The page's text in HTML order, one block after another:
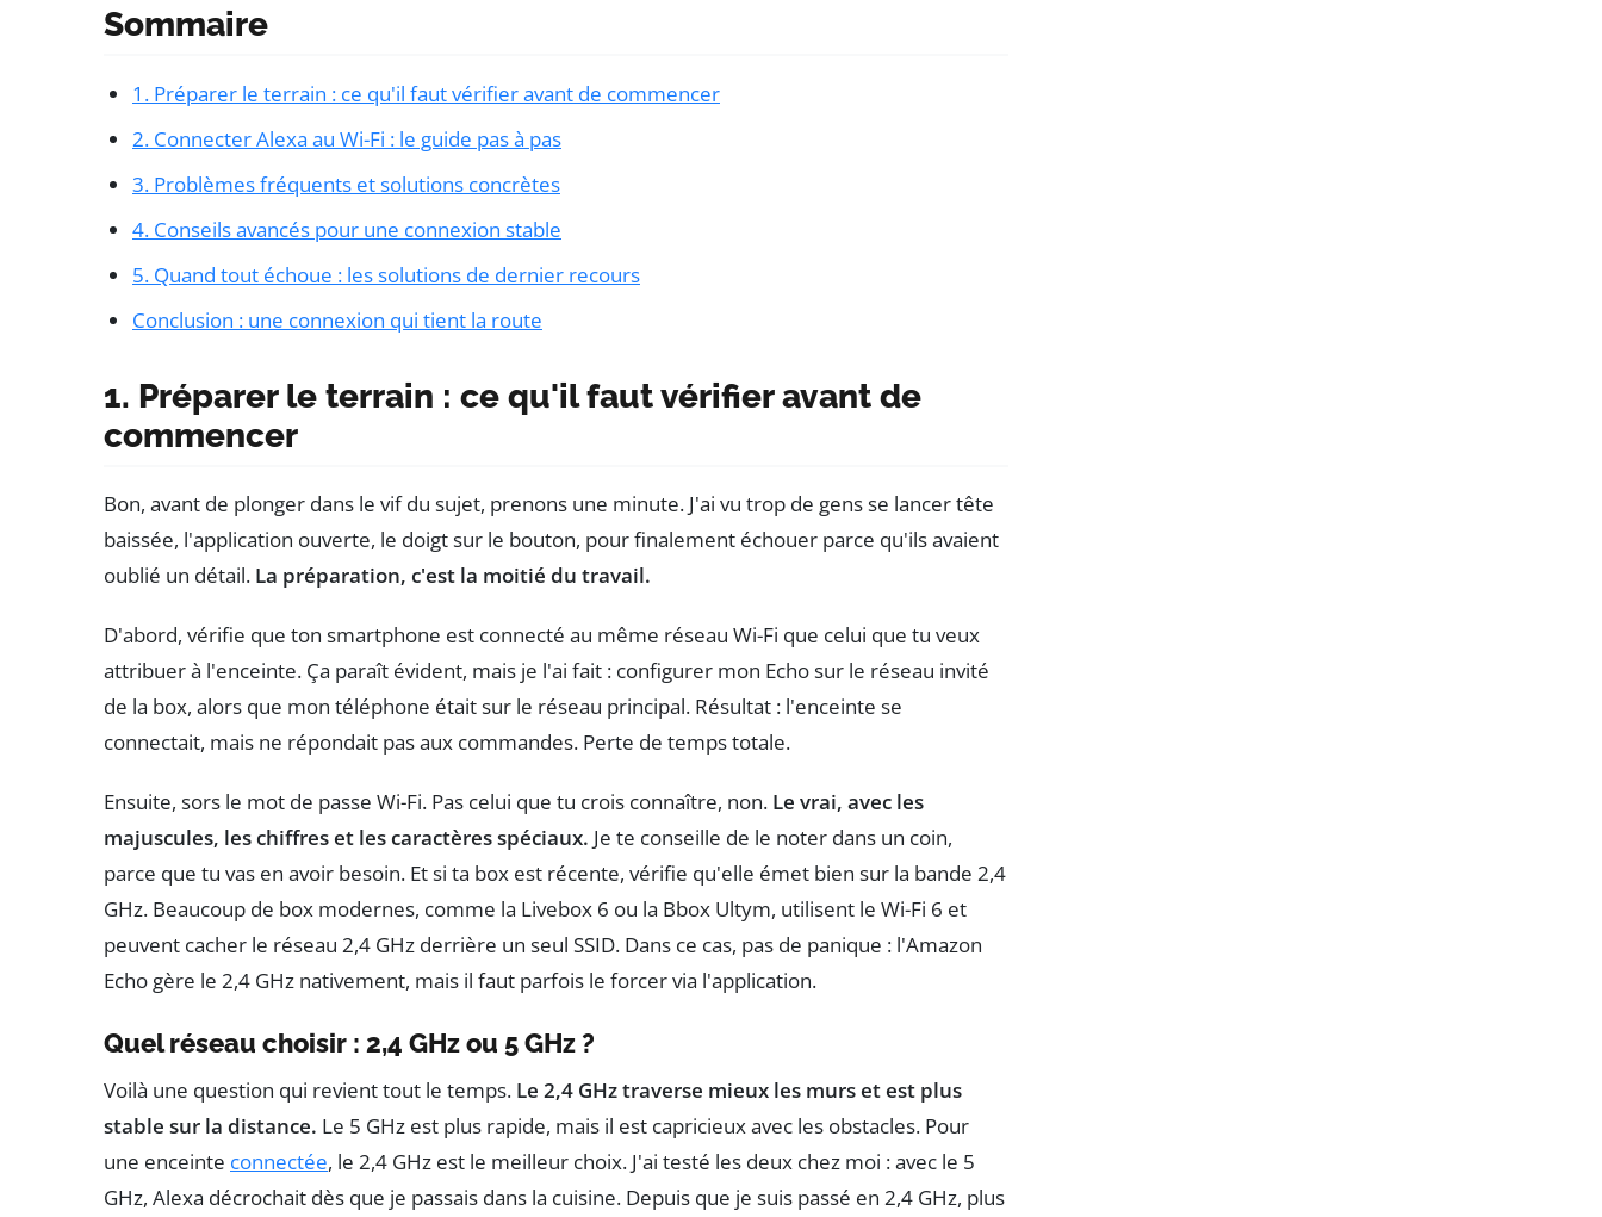
Sommaire
1. Préparer le terrain : ce qu'il faut vérifier avant de commencer
2. Connecter Alexa au Wi-Fi : le guide pas à pas
3. Problèmes fréquents et solutions concrètes
4. Conseils avancés pour une connexion stable
5. Quand tout échoue : les solutions de dernier recours
Conclusion : une connexion qui tient la route
1. Préparer le terrain : ce qu'il faut vérifier avant de
commencer
Bon, avant de plonger dans le vif du sujet, prenons une minute. J'ai vu trop de gens se lancer tête
baissée, l'application ouverte, le doigt sur le bouton, pour finalement échouer parce qu'ils avaient
oublié un détail. La préparation, c'est la moitié du travail.
D'abord, vérifie que ton smartphone est connecté au même réseau Wi-Fi que celui que tu veux
attribuer à l'enceinte. Ça paraît évident, mais je l'ai fait : configurer mon Echo sur le réseau invité
de la box, alors que mon téléphone était sur le réseau principal. Résultat : l'enceinte se
connectait, mais ne répondait pas aux commandes. Perte de temps totale.
Ensuite, sors le mot de passe Wi-Fi. Pas celui que tu crois connaître, non. Le vrai, avec les
majuscules, les chiffres et les caractères spéciaux. Je te conseille de le noter dans un coin,
parce que tu vas en avoir besoin. Et si ta box est récente, vérifie qu'elle émet bien sur la bande 2,4
GHz. Beaucoup de box modernes, comme la Livebox 6 ou la Bbox Ultym, utilisent le Wi-Fi 6 et
peuvent cacher le réseau 2,4 GHz derrière un seul SSID. Dans ce cas, pas de panique : l'Amazon
Echo gère le 2,4 GHz nativement, mais il faut parfois le forcer via l'application.
Quel réseau choisir : 2,4 GHz ou 5 GHz ?
Voilà une question qui revient tout le temps. Le 2,4 GHz traverse mieux les murs et est plus
stable sur la distance. Le 5 GHz est plus rapide, mais il est capricieux avec les obstacles. Pour
une enceinte connectée, le 2,4 GHz est le meilleur choix. J'ai testé les deux chez moi : avec le 5
GHz, Alexa décrochait dès que je passais dans la cuisine. Depuis que je suis passé en 2,4 GHz, plus